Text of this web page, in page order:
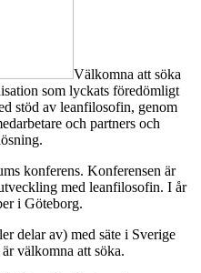
Välkomna att söka
som lyckats föredömligt
stöd av leanfilosofin, genom
och partners och
konferens. Konferensen är
med leanfilosofin. I år
i Göteborg.
delar av) med säte i Sverige
välkomna att söka.